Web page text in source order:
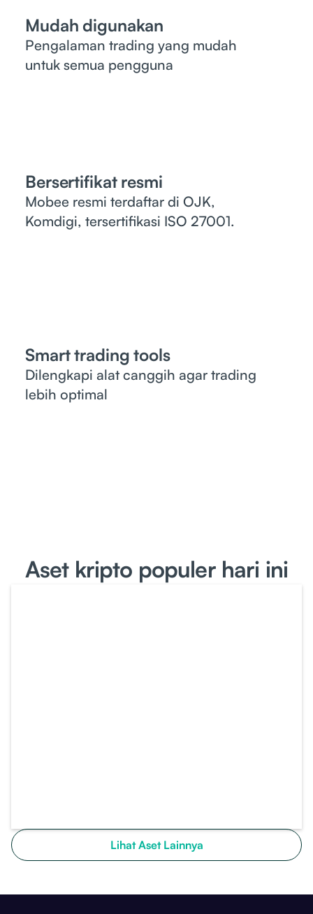
Mudah digunakan
Pengalaman trading yang mudah
untuk semua pengguna
Bersertifikat resmi
Mobee resmi terdaftar di OJK,
Komdigi, tersertifikasi ISO 27001.
Smart trading tools
Dilengkapi alat canggih agar trading
lebih optimal
Aset kripto populer hari ini
Lihat Aset Lainnya